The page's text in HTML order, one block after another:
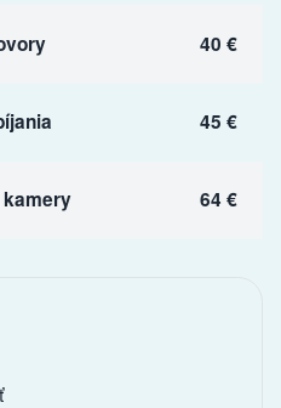
40 €
45 €
kamery 64 €